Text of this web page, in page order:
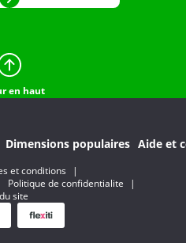
en haut
Dimensions populaires Aide et
et conditions
|
Politique de confidentialite
|
site